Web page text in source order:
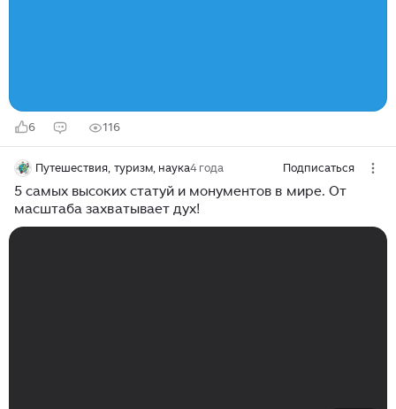
6 116
Путешествия, туризм, наука4 года Подписаться
5 самых высоких статуй и монументов в мире. От
масштаба захватывает дух!